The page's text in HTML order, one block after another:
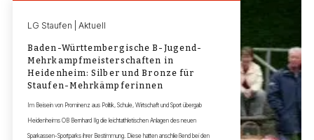
LG Staufen | Aktuell
Baden-Württembergische B-Jugend-
Mehrkampfmeisterschaften in
Heidenheim: Silber und Bronze für
Staufen-Mehrkämpferinnen
Im Beisein von Prominenz aus Politik, Schule, Wirtschaft und Sport übergab
Heidenheims OB Bernhard Ilg die leichtathletischen Anlagen des neuen
Sparkassen-Sportparks ihrer Bestimmung. Diese hatten anschließend bei den